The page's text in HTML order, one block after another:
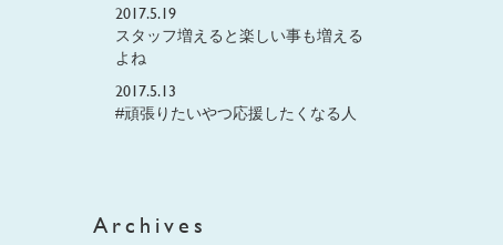
2017.5.19
スタッフ増えると楽しい事も増える
よね
2017.5.13
#頑張りたいやつ応援したくなる人
Archives